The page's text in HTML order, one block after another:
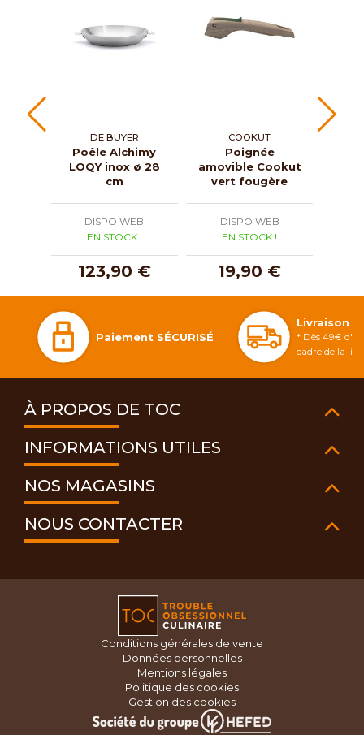
DE BUYER
Poêle Alchimy
LOQY inox ø 28
cm
DISPO WEB
EN STOCK !
123,90 €
COOKUT
Poignée
amovible Cookut
vert fougère
DISPO WEB
EN STOCK !
19,90 €
Paiement SÉCURISÉ
Livraison
* Dès 49€
cadre de la
À PROPOS DE TOC
INFORMATIONS UTILES
NOS MAGASINS
NOUS CONTACTER
Conditions générales de vente
Données personnelles
Mentions légales
Politique des cookies
Gestion des cookies